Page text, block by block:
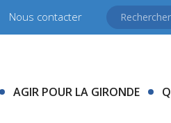
Nous contacter
AGIR POUR LA GIRONDE